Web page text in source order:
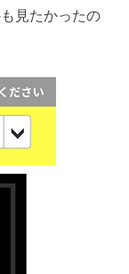
見たかったの